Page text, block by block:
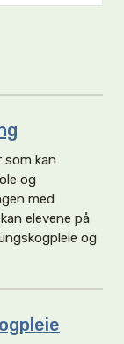
som kan
og
med
elevene på
og